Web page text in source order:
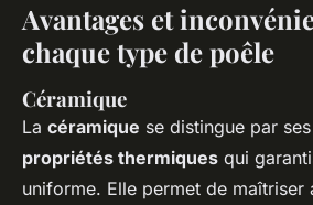
Avantages et
chaque type de poêle
Céramique
La céramique se distingue par
propriétés thermiques qui
uniforme. Elle permet de maîtriser